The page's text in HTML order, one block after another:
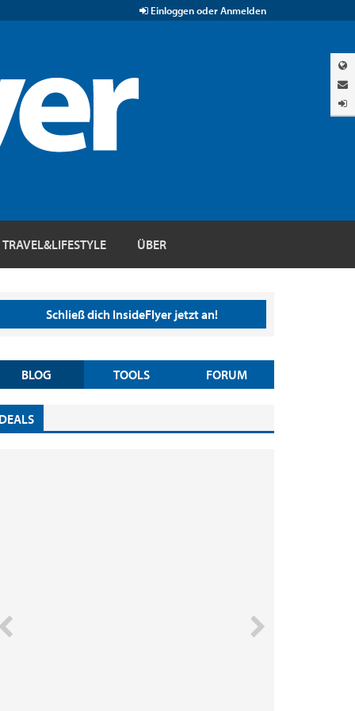
Einloggen oder Anmelden
TRAVEL&LIFESTYLE ÜBER
Schließ dich InsideFlyer jetzt an!
BLOG TOOLS FORUM
DEALS